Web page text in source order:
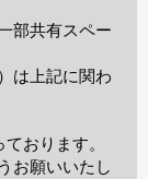
部共有スペー
は上記に関わ
おります。
お願いいたし